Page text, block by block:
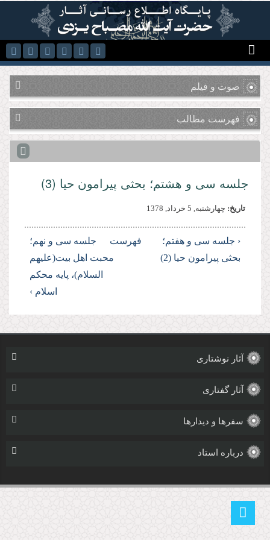
رفتن به محتوای اصلی
صوت و فیلم
فهرست مطالب
جلسه سی و هشتم؛ بحثى پیرامون حیا (3)
تاریخ: چهارشنبه, 5 خرداد, 1378
‹ جلسه سی و هفتم؛
بحثى پیرامون حیا (2)
فهرست
جلسه سی و نهم؛
محبت اهل بیت(علیهم
السلام)، پایه محكم
اسلام ›
آثار نوشتاری
آثار گفتاری
سفرها و دیدارها
درباره استاد